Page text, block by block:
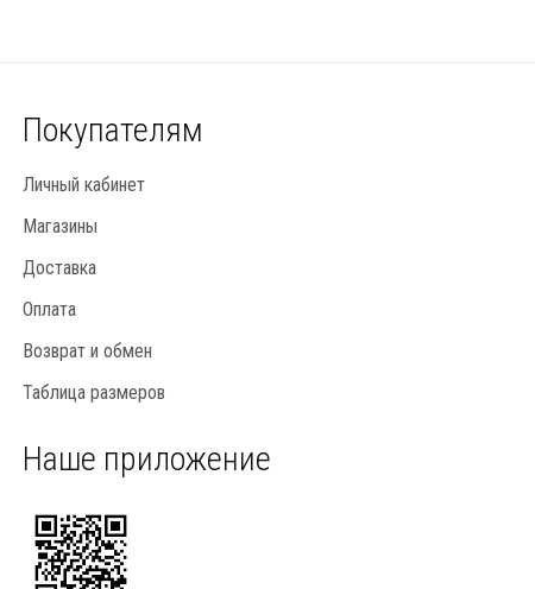
Покупателям
Личный кабинет
Магазины
Доставка
Оплата
Возврат и обмен
Таблица размеров
Наше приложение